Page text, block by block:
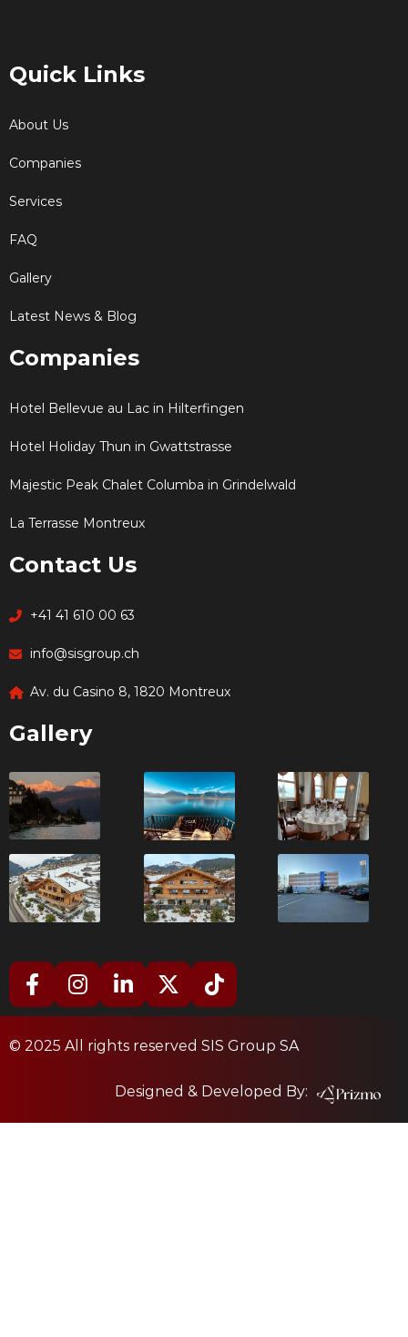
Quick Links
About Us
Companies
Services
FAQ
Gallery
Latest News & Blog
Companies
Hotel Bellevue au Lac in Hilterfingen
Hotel Holiday Thun in Gwattstrasse
Majestic Peak Chalet Columba in Grindelwald
La Terrasse Montreux
Contact Us
+41 41 610 00 63
info@sisgroup.ch
Av. du Casino 8, 1820 Montreux
Gallery
© 2025 All rights reserved SIS Group SA
Designed & Developed By: